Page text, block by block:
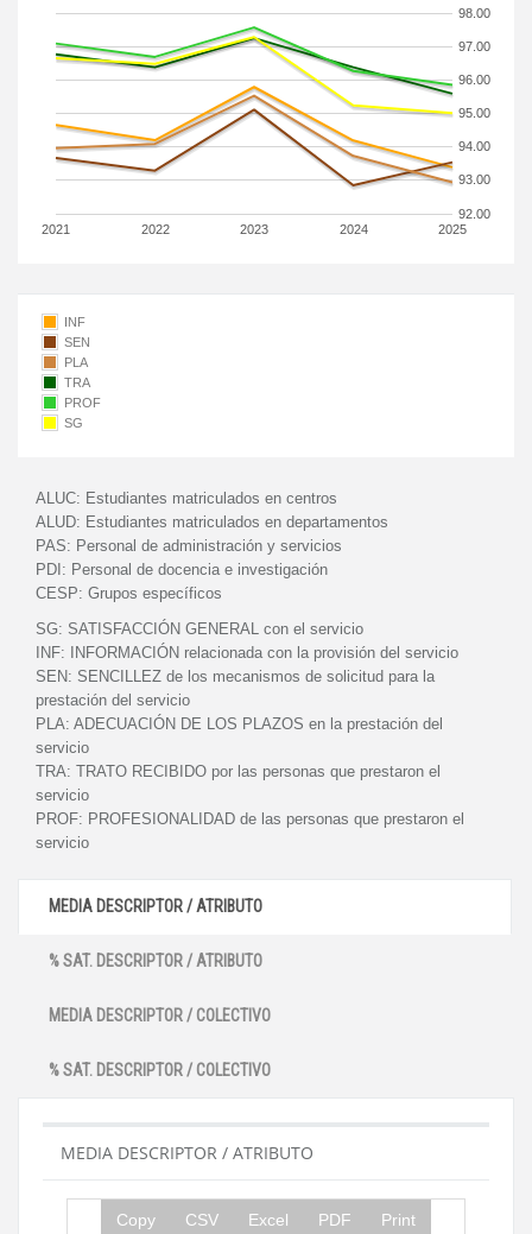
2021 2022 2023 2024 2025
92.00
93.00
94.00
95.00
96.00
97.00
98.00
INF
SEN
PLA
TRA
PROF
SG
ALUC: Estudiantes matriculados en centros
ALUD: Estudiantes matriculados en departamentos
PAS: Personal de administración y servicios
PDI: Personal de docencia e investigación
CESP: Grupos específicos
SG: SATISFACCIÓN GENERAL con el servicio
INF:
INFORMACIÓN relacionada con la provisión del servicio
SEN: SENCILLEZ de los mecanismos de solicitud para la
prestación del servicio
PLA: ADECUACIÓN DE LOS PLAZOS en la prestación del
servicio
TRA: TRATO RECIBIDO por las personas que prestaron el
servicio
PROF: PROFESIONALIDAD de las personas que prestaron el
servicio
MEDIA DESCRIPTOR / ATRIBUTO
% SAT. DESCRIPTOR / ATRIBUTO
MEDIA DESCRIPTOR / COLECTIVO
% SAT. DESCRIPTOR / COLECTIVO
MEDIA DESCRIPTOR / ATRIBUTO
Copy CSV Excel PDF Print